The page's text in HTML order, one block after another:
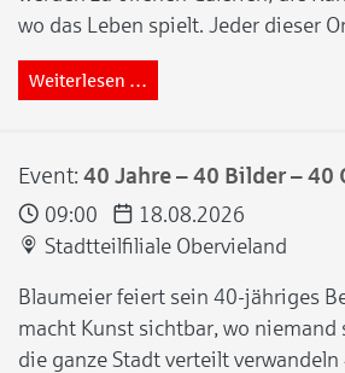
wo das Leben spielt. Jeder dieser
Weiterlesen …
Event: 40 Jahre – 40 Bilder – 40
09:00
18.08.2026
Stadtteilfiliale Obervieland
Blaumeier feiert sein 40-jähriges
macht Kunst sichtbar, wo niemand
die ganze Stadt verteilt